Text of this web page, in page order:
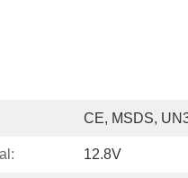
CE, MSDS,
12.8V